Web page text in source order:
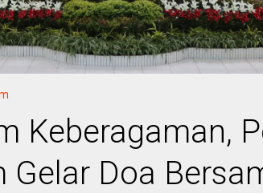
Keberagaman,
Gelar Doa